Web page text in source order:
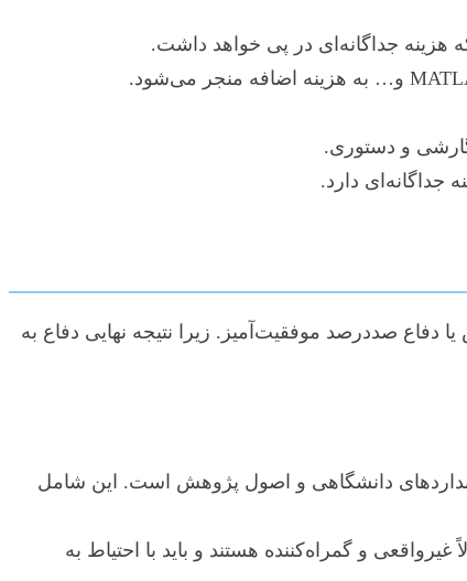
و دستوری.
دفاع صددرصد موفقیت‌آمیز. زیرا نتیجه نهایی دفاع به
دانشگاهی و اصول پژوهش است. این شامل
و گمراه‌کننده هستند و باید با احتیاط به